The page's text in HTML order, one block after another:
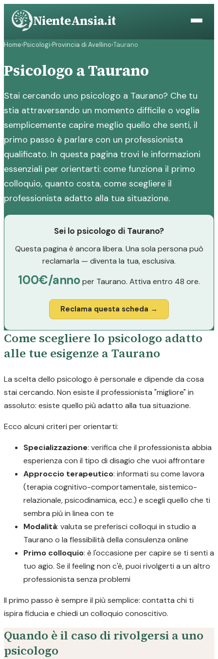
Vai
contenuto
NienteAnsia.it
Home›Psicologi›Provincia di Avellino›Taurano
Psicologo a Taurano
Stai cercando uno psicologo a Taurano? Che tu
stia attraversando un momento difficile o voglia
semplicemente capire meglio quello che senti, il
primo passo è parlare con un professionista
qualificato. In questa pagina trovi le informazioni
essenziali per orientarti: come funziona il primo
colloquio, quanto costa, come scegliere il
professionista adatto alla tua situazione.
Sei lo psicologo di Taurano?
Questa pagina è ancora libera. Una sola persona può
reclamarla — diventa la tua, esclusiva.
100€/annoper Taurano. Attiva entro 48 ore.
Reclama questa scheda →
Come scegliere lo psicologo adatto
alle tue esigenze a Taurano
La scelta dello psicologo è personale e dipende da cosa
stai cercando. Non esiste il professionista "migliore" in
assoluto: esiste quello più adatto alla tua situazione.
Ecco alcuni criteri per orientarti:
Specializzazione: verifica che il professionista abbia
esperienza con il tipo di disagio che vuoi affrontare
Approccio terapeutico: informati su come lavora
(terapia cognitivo-comportamentale, sistemico-
relazionale, psicodinamica, ecc.) e scegli quello che ti
sembra più in linea con te
Modalità: valuta se preferisci colloqui in studio a
Taurano o la flessibilità della consulenza online
Primo colloquio: è l'occasione per capire se ti senti a
tuo agio. Se il feeling non c'è, puoi rivolgerti a un altro
professionista senza problemi
Il primo passo è sempre il più semplice: contatta chi ti
ispira fiducia e chiedi un colloquio conoscitivo.
Quando è il caso di rivolgersi a uno
psicologo